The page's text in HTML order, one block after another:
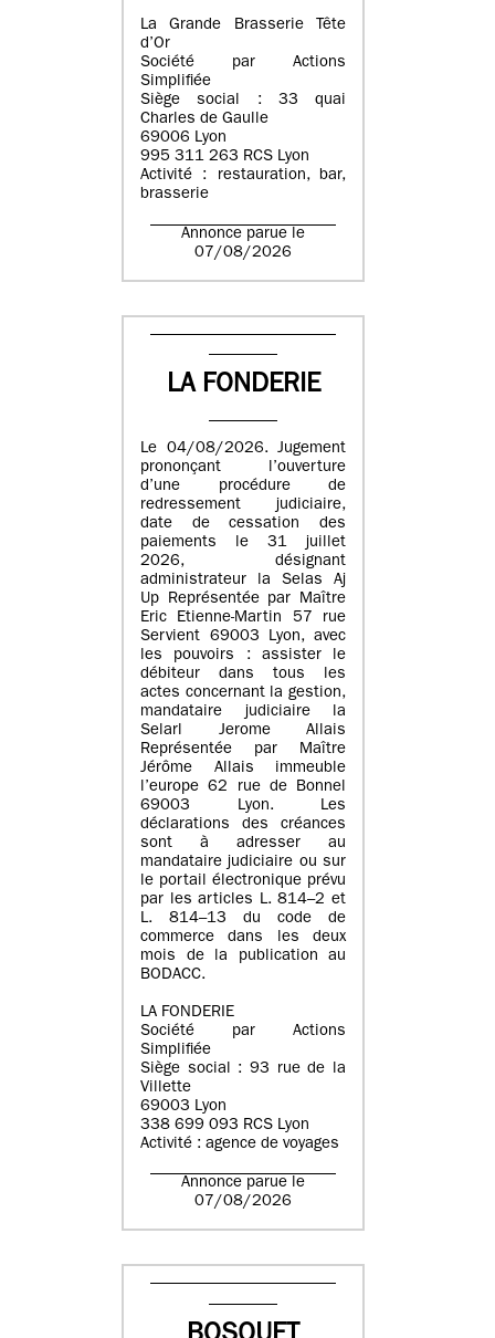
La Grande Brasserie Tête
d’Or
Société par Actions
Simplifiée
Siège social : 33 quai
Charles de Gaulle
69006 Lyon
995 311 263 RCS Lyon
Activité : restauration, bar,
brasserie
Annonce parue le
07/08/2026
LA FONDERIE
Le 04/08/2026. Jugement
prononçant l’ouverture
d’une procédure de
redressement judiciaire,
date de cessation des
paiements le 31 juillet
2026, désignant
administrateur la Selas Aj
Up Représentée par Maître
Eric Etienne-Martin 57 rue
Servient 69003 Lyon, avec
les pouvoirs : assister le
débiteur dans tous les
actes concernant la gestion,
mandataire judiciaire la
Selarl Jerome Allais
Représentée par Maître
Jérôme Allais immeuble
l’europe 62 rue de Bonnel
69003 Lyon. Les
déclarations des créances
sont à adresser au
mandataire judiciaire ou sur
le portail électronique prévu
par les articles L. 814–2 et
L. 814–13 du code de
commerce dans les deux
mois de la publication au
BODACC.
LA FONDERIE
Société par Actions
Simplifiée
Siège social : 93 rue de la
Villette
69003 Lyon
338 699 093 RCS Lyon
Activité : agence de voyages
Annonce parue le
07/08/2026